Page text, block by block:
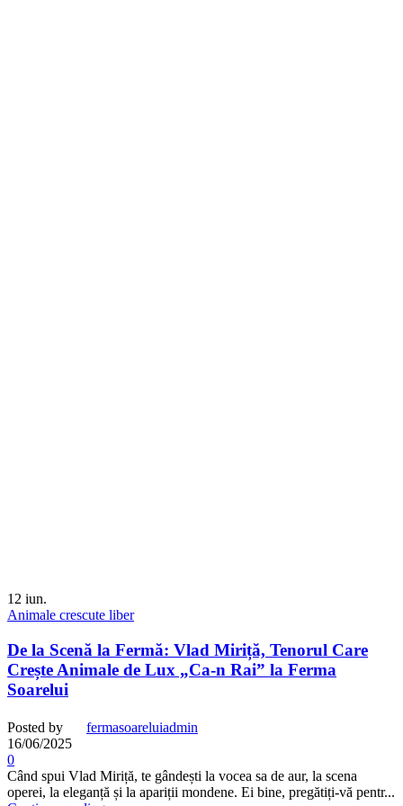
12 iun.
Animale crescute liber
De la Scenă la Fermă: Vlad Miriță, Tenorul Care
Crește Animale de Lux „Ca-n Rai” la Ferma
Soarelui
Posted by
fermasoareluiadmin
16/06/2025
0
Când spui Vlad Miriță, te gândești la vocea sa de aur, la scena
operei, la eleganță și la apariții mondene. Ei bine, pregătiți-vă pentr...